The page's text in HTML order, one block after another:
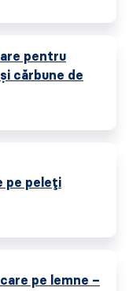
pentru
cărbune de
pe peleți
pe lemne –